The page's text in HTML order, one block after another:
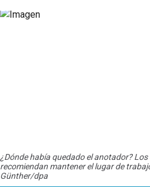
¿Dónde había quedado el anotador?
recomiendan mantener el lugar de
Günther/dpa